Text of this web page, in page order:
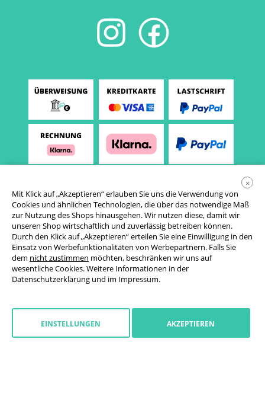
AGB
Datenschutzerklärung
Widerrufsrecht
×
Mit Klick auf „Akzeptieren“ erlauben Sie uns die Verwendung von
Cookies und ähnlichen Technologien, die über das notwendige Maß
zur Nutzung des Shops hinausgehen. Wir nutzen diese, damit wir
unseren Shop wirtschaftlich und zuverlässig betreiben können.
Durch den Klick auf „Akzeptieren“ erteilen Sie eine Einwilligung in den
Einsatz von Werbefunktionalitäten von Werbepartnern. Falls Sie
dem nicht zustimmen möchten, beschränken wir uns auf
wesentliche Cookies. Weitere Informationen in der
Datenschutzerklärung und im Impressum.
EINSTELLUNGEN AKZEPTIEREN